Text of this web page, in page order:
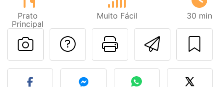
Prato
Principal
Muito Fácil 30 min
Imprima
Falar com o autor
Fez esta receita?